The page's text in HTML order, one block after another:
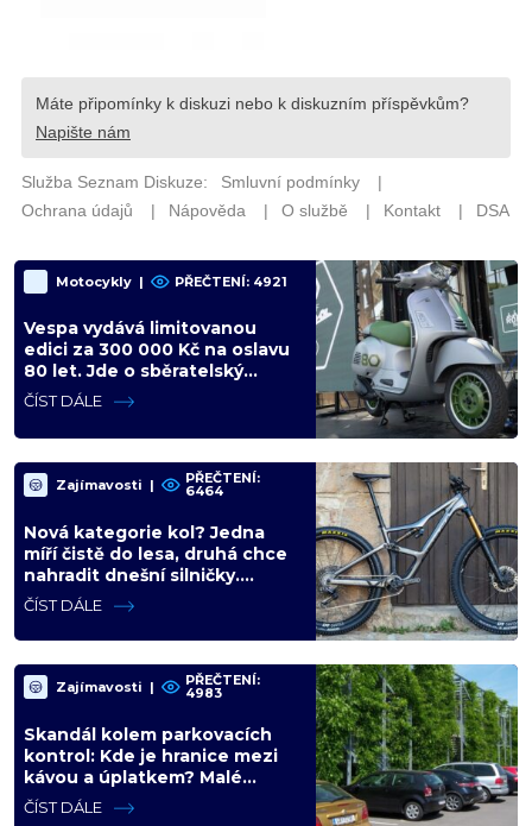
Motocykly | PŘEČTENÍ: 4921
Vespa vydává limitovanou
edici za 300 000 Kč na oslavu
80 let. Jde o sběratelský
kalkul místo jízdního upgradu
ČÍST DÁLE
Zajímavosti | PŘEČTENÍ:
6464
Nová kategorie kol? Jedna
míří čistě do lesa, druhá chce
nahradit dnešní silničky.
Cyklisté mají rozporuplné
názory
ČÍST DÁLE
Zajímavosti | PŘEČTENÍ:
4983
Skandál kolem parkovacích
kontrol: Kde je hranice mezi
kávou a úplatkem? Malé
město, malá výhoda, velký
problém
ČÍST DÁLE